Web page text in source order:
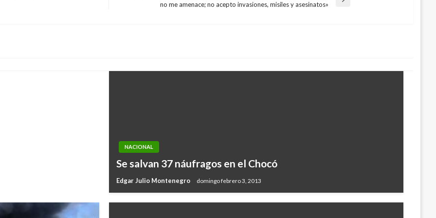
no me amenace; no acepto invasiones, misiles y asesinatos»
rurales
NACIONAL
Se salvan 37 náufragos en el Chocó
Edgar Julio Montenegro domingo febrero 3, 2013